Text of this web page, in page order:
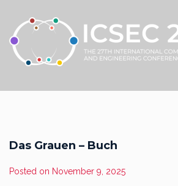
Das Grauen – Buch
Posted on November 9, 2025